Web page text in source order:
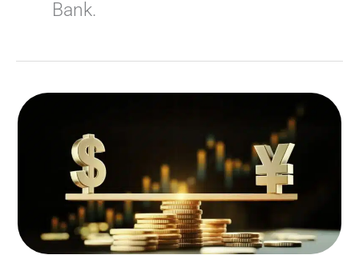
Bank.
L’USD/JPY
pourrait